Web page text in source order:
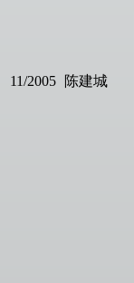
11/2005 陈建城